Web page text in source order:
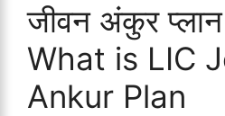
जीवन अंकुर प्लान
What is LIC
Ankur Plan